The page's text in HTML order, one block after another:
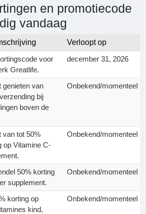
en promotiecode
vandaag
Verloopt op
voor
Greatlife.
december 31, 2026
genieten van
bij
boven de
Onbekend/momenteel
van tot 50%
op Vitamine C-
Onbekend/momenteel
50% korting
supplement.
Onbekend/momenteel
korting op
kind,
Onbekend/momenteel